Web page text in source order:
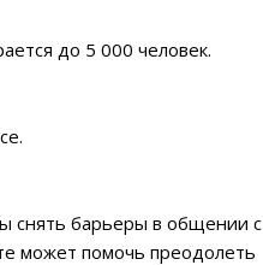
до 5 000 человек.
снять барьеры в общении с
может помочь преодолеть